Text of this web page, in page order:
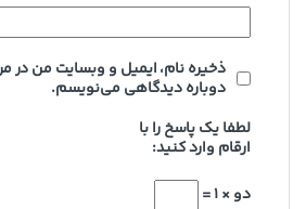
ذخیره نام، ایمیل و وبسایت من در
دوباره دیدگاهی می‌نویسم.
لطفا یک پاسخ را با
ارقام وارد کنید:
دو × 1 =